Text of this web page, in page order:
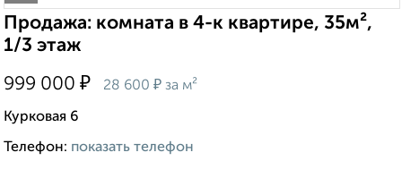
Продажа: комната в 4-к квартире, 35м²,
1/3 этаж
999 000 ₽ 28 600 ₽ за м²
Курковая 6
Телефон: показать телефон